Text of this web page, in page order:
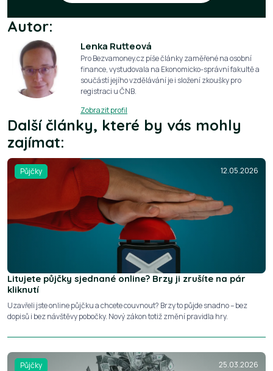
Autor:
Lenka Rutteová
Pro Bezvamoney.cz píše články zaměřené na osobní
finance, vystudovala na Ekonomicko-správní fakultě a
součástí jejího vzdělávání je i složení zkoušky pro
registraci u ČNB.
Zobrazit profil
Další články, které by vás mohly
zajímat:
Půjčky 12.05.2026
Litujete půjčky sjednané online? Brzy ji zrušíte na pár
kliknutí
Uzavřeli jste online půjčku a chcete couvnout? Brzy to půjde snadno – bez
dopisů i bez návštěvy pobočky. Nový zákon totiž změní pravidla hry.
Půjčky 25.03.2026